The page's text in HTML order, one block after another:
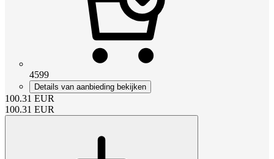
4599
Details van aanbieding bekijken
100.31 EUR
100.31 EUR